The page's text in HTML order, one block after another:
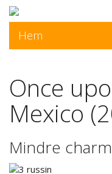
Hem
Once
Mexico
Mindre